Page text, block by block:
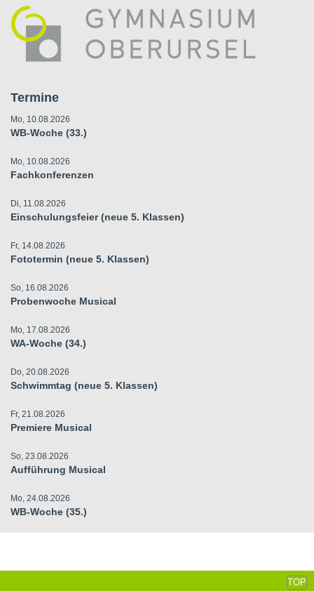
Termine
Mo, 10.08.2026
WB-Woche (33.)
Mo, 10.08.2026
Fachkonferenzen
Di, 11.08.2026
Einschulungsfeier (neue 5. Klassen)
Fr, 14.08.2026
Fototermin (neue 5. Klassen)
So, 16.08.2026
Probenwoche Musical
Mo, 17.08.2026
WA-Woche (34.)
Do, 20.08.2026
Schwimmtag (neue 5. Klassen)
Fr, 21.08.2026
Premiere Musical
So, 23.08.2026
Aufführung Musical
Mo, 24.08.2026
WB-Woche (35.)
TOP